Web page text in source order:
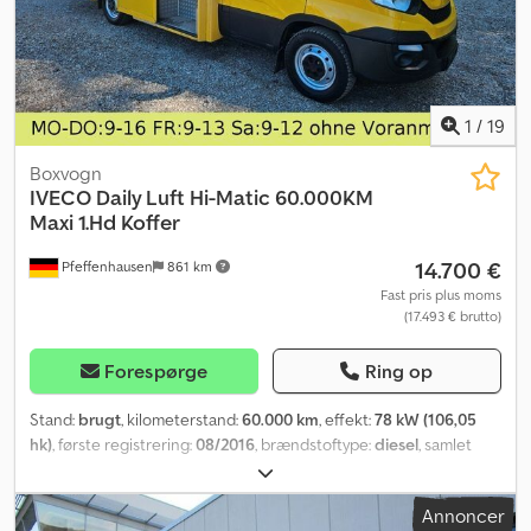
1 / 19
Pfeffenhausen 861 km
Boxvogn
IVECO Daily Luft Hi-Matic 60.000KM
Maxi 1.Hd Koffer
14.700 €
Fast pris plus moms
(17.493 € brutto)
Forespørge Ring op
Stand: brugt, kilometerstand:60.000 km, effekt:78 kW (106,05
hk), første registrering:08/2016, brændstoftype:diesel, samlet
, geartype:
Euro 5, antal sæder:2, Udstyr:ABS, centrallås, elektronisk
stabilitetsprogram (ESP), sodfilter
, Nettosalgpris: 14.700,- € IVECO
Annoncer